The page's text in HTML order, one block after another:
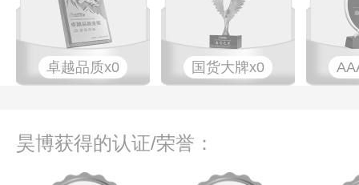
卓越品质x0 国货大牌x0
昊博获得的认证/荣誉：